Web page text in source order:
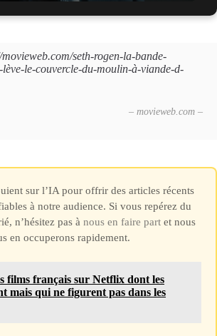
seth-rogen-la-bande-
le-couvercle-du-moulin-à-viande-d-
– movieweb.com –
sur l’IA pour offrir des articles récents
à notre audience. Si vous repérez du
n’hésitez pas à nous en faire part et nous
en occuperons rapidement.
films français sur Netflix dont les
mais qui ne figurent pas dans les